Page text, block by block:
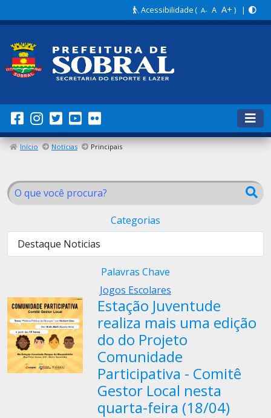
Acessibilidade( A- A A+ ) |
Início Notícias Principais
Categorias
Destaque Noticias
Palavras Chave
Jogos Escolares
Estação Juventude
realiza mais uma edição
do do Projeto
Comunidade
Participativa - Comitê
Gestor Local nesta
quarta-feira (18/04)